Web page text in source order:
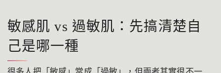
敏感肌 vs 過敏肌：先搞清楚自
己是哪一種